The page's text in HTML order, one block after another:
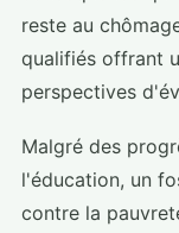
reste au
qualifiés offrant
perspectives
Malgré des
l'éducation, un
contre la